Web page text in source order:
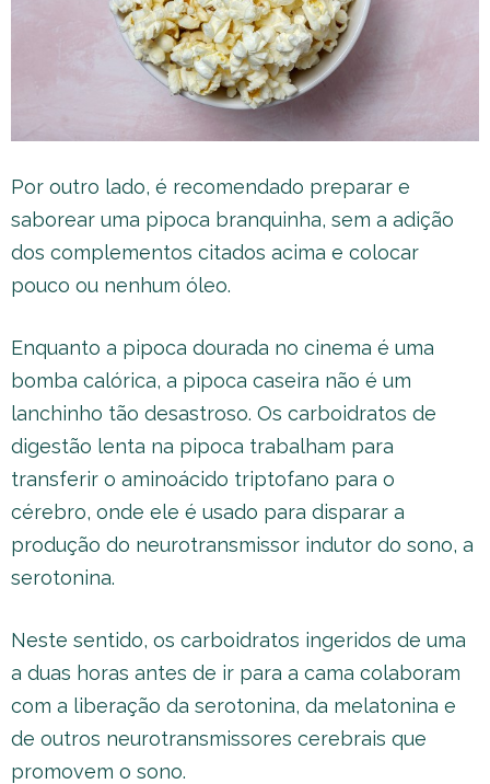
Por outro lado, é recomendado preparar e
saborear uma pipoca branquinha, sem a adição
dos complementos citados acima e colocar
pouco ou nenhum óleo.
Enquanto a pipoca dourada no cinema é uma
bomba calórica, a pipoca caseira não é um
lanchinho tão desastroso. Os carboidratos de
digestão lenta na pipoca trabalham para
transferir o aminoácido triptofano para o
cérebro, onde ele é usado para disparar a
produção do neurotransmissor indutor do sono, a
serotonina.
Neste sentido, os carboidratos ingeridos de uma
a duas horas antes de ir para a cama colaboram
com a liberação da serotonina, da melatonina e
de outros neurotransmissores cerebrais que
promovem o sono.